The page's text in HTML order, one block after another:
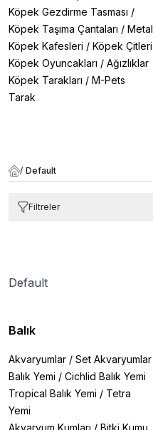
Köpek Gezdirme Tasması /
Köpek Taşıma Çantaları / Metal
Köpek Kafesleri / Köpek Çitleri
Köpek Oyuncakları / Ağızlıklar
Köpek Tarakları / M-Pets
Tarak
/ Default
Filtreler
Default
Balık
Akvaryumlar / Set Akvaryumlar
Balık Yemi / Cichlid Balık Yemi
Tropical Balık Yemi / Tetra
Yemi
Akvaryum Kumları / Bitki Kumu